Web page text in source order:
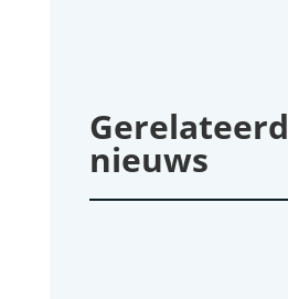
Gerelateerd
nieuws